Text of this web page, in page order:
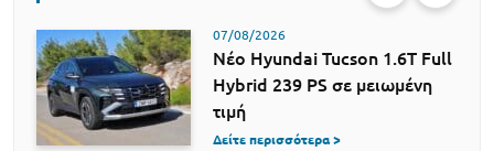
07/08/2026
Νέο Hyundai Tucson 1.6T Full
Hybrid 239 PS σε μειωμένη
τιμή
Δείτε περισσότερα >